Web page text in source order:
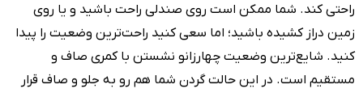
راحتی کند. شما ممکن است روی صندلی راحت باشید و یا روی
زمین دراز کشیده باشید؛ اما سعی کنید راحت‌ترین وضعیت را پیدا
کنید. شایع‌ترین وضعیت چهارزانو نشستن با کمری صاف و
مستقیم است. در این حالت گردن شما هم رو به جلو و صاف قرار